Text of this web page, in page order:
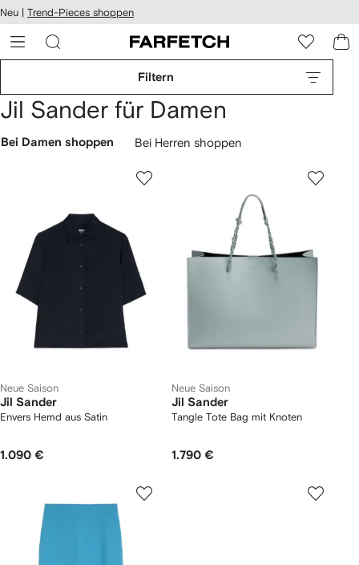
zum
Neu | Trend-Pieces shoppen
Filtern
Jil Sander für Damen
Bei Damen shoppen Bei Herren shoppen
Neue Saison
Jil Sander
Envers Hemd aus Satin
1.090 €
Neue Saison
Jil Sander
Tangle Tote Bag mit Knoten
1.790 €